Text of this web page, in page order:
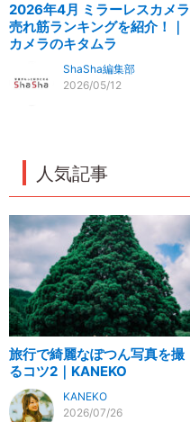
2026年4月 ミラーレスカメラ
売れ筋ランキングを紹介！｜
カメラのキタムラ
ShaSha編集部
2026/05/12
人気記事
旅行で綺麗なぽつん写真を撮
るコツ2｜KANEKO
KANEKO
2026/07/26